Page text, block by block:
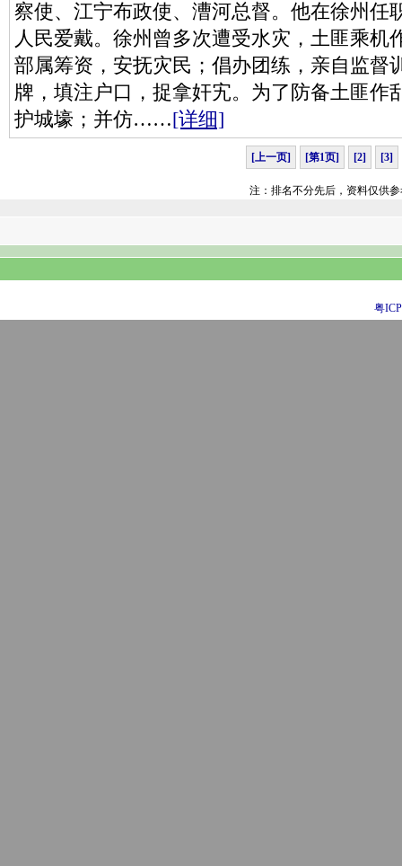
察使、江宁布政使、漕河总督。他在徐州任
人民爱戴。徐州曾多次遭受水灾，土匪乘机
部属筹资，安抚灾民；倡办团练，亲自监督
牌，填注户口，捉拿奸宄。为了防备土匪作
护城壕；并仿……[详细]
[上一页] [第1页] [2] [3]
注：排名不分先后，资料仅供
粤